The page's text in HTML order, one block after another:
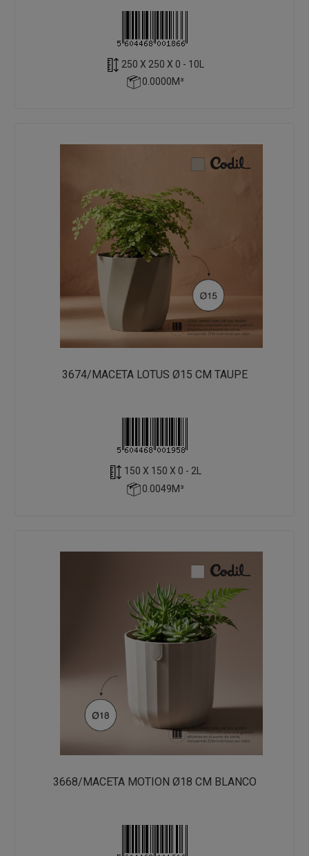
250 X 250 X 0 - 10L
0.0000M³
3674/MACETA LOTUS Ø15 CM TAUPE
150 X 150 X 0 - 2L
0.0049M³
3668/MACETA MOTION Ø18 CM BLANCO